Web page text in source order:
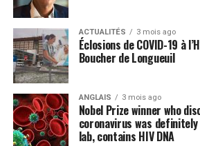
Stimuler le recrutement d’une
agricole locale en permettant
souhaitent, retraité-es ou
d’être formées et rémunérées
une ferme pour la saison
les prestations reçues;
Augmenter les seuils de
pour les petits producteurs,
ACTUALITÉS 3 mois ago
Éclosions de COVID-19 à
Boucher de Longueuil
ANGLAIS 3 mois ago
Nobel Prize winner who
coronavirus was
lab, contains HIV DNA